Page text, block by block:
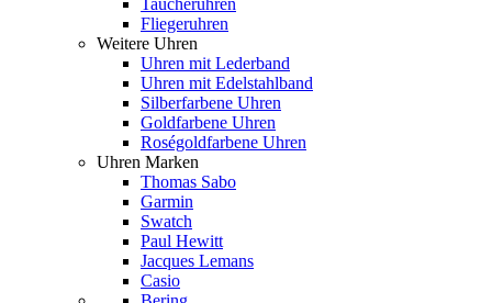
Taucheruhren
Fliegeruhren
Weitere Uhren
Uhren mit Lederband
Uhren mit Edelstahlband
Silberfarbene Uhren
Goldfarbene Uhren
Roségoldfarbene Uhren
Uhren Marken
Thomas Sabo
Garmin
Swatch
Paul Hewitt
Jacques Lemans
Casio